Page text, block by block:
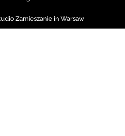
Zamieszanie in Warsaw